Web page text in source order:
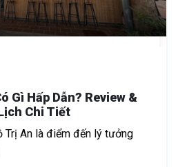
Gì Hấp Dẫn? Review &
Chi Tiết
Trị An là điểm đến lý tưởng